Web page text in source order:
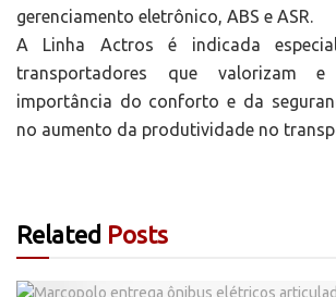
gerenciamento eletrônico, ABS e ASR.
A Linha Actros é indicada
transportadores que valorizam e
importância do conforto e da
no aumento da produtividade no
Related Posts